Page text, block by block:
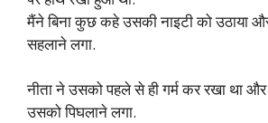
मैंने बिना कुछ कहे उसकी नाइटी को उठाया
सहलाने लगा.
नीता ने उसको पहले से ही गर्म कर रखा था और
उसको पिघलाने लगा.